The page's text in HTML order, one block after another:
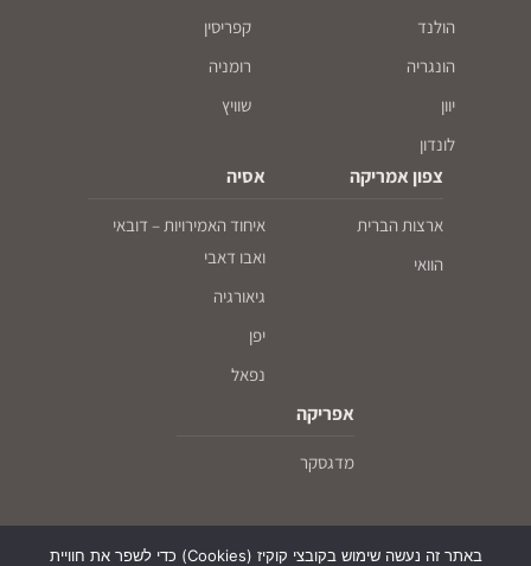
הולנד
הונגריה
יוון
לונדון
קפריסין
רומניה
שוויץ
צפון אמריקה
ארצות הברית
הוואי
אסיה
איחוד האמירויות – דובאי
ואבו דאבי
גיאורגיה
יפן
נפאל
אפריקה
מדגסקר
באתר זה נעשה שימוש בקובצי קוקיז (Cookies) כדי לשפר את חוויית